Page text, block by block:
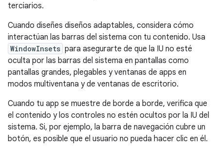
terciarios.
Cuando diseñes diseños adaptables, considera cómo
interactúan las barras del sistema con tu contenido. Usa
WindowInsets para asegurarte de que la IU no esté
oculta por las barras del sistema en pantallas como
pantallas grandes, plegables y ventanas de apps en
modos multiventana y de ventanas de escritorio.
Cuando tu app se muestre de borde a borde, verifica que
el contenido y los controles no estén ocultos por la IU del
sistema. Si, por ejemplo, la barra de navegación cubre un
botón, es posible que el usuario no pueda hacer clic en él.